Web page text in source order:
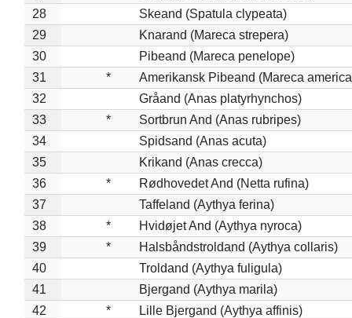
28
Skeand (Spatula clypeata)
29
Knarand (Mareca strepera)
30
Pibeand (Mareca penelope)
31
*
Amerikansk Pibeand (Mareca
32
Gråand (Anas platyrhynchos)
33
*
Sortbrun And (Anas rubripes)
34
Spidsand (Anas acuta)
35
Krikand (Anas crecca)
36
*
Rødhovedet And (Netta rufina)
37
Taffeland (Aythya ferina)
38
*
Hvidøjet And (Aythya nyroca)
39
*
Halsbåndstroldand (Aythya collaris)
40
Troldand (Aythya fuligula)
41
Bjergand (Aythya marila)
42
*
Lille Bjergand (Aythya affinis)